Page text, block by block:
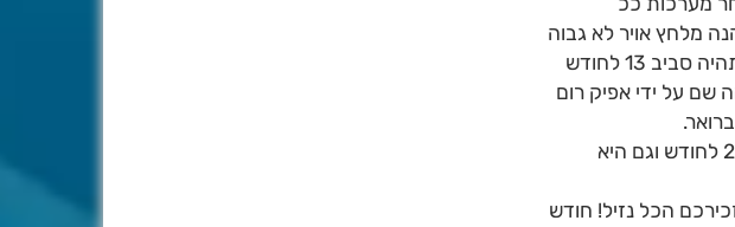
מלחץ אויר לא גבוה
שיאפשר גלישת מערכות נוספות לכאן ובתקוה שכפי שאנו מבינים את המציאות שתהיה סביב 13 לחודש
על ידי אפיק רום
יש לציין שמערכת נוספת עם פוטנציאל קר אמורה להגיע לאזור טורקיה ויוון סביב 25 לחודש וגם היא
הכל נזיל! חודש